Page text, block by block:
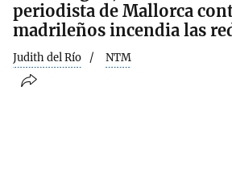
periodista de Mallorca
madrileños incendia las
Judith del Río NTM